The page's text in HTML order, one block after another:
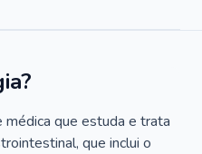
que estuda e trata
que inclui o